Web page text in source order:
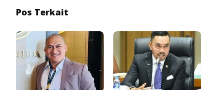
Pos Terkait